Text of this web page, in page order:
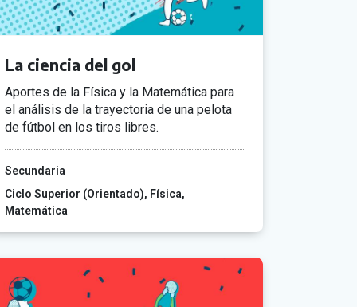
La ciencia del gol
Aportes de la Física y la Matemática para
el análisis de la trayectoria de una pelota
de fútbol en los tiros libres.
Secundaria
Ciclo Superior (Orientado)
Física
Matemática